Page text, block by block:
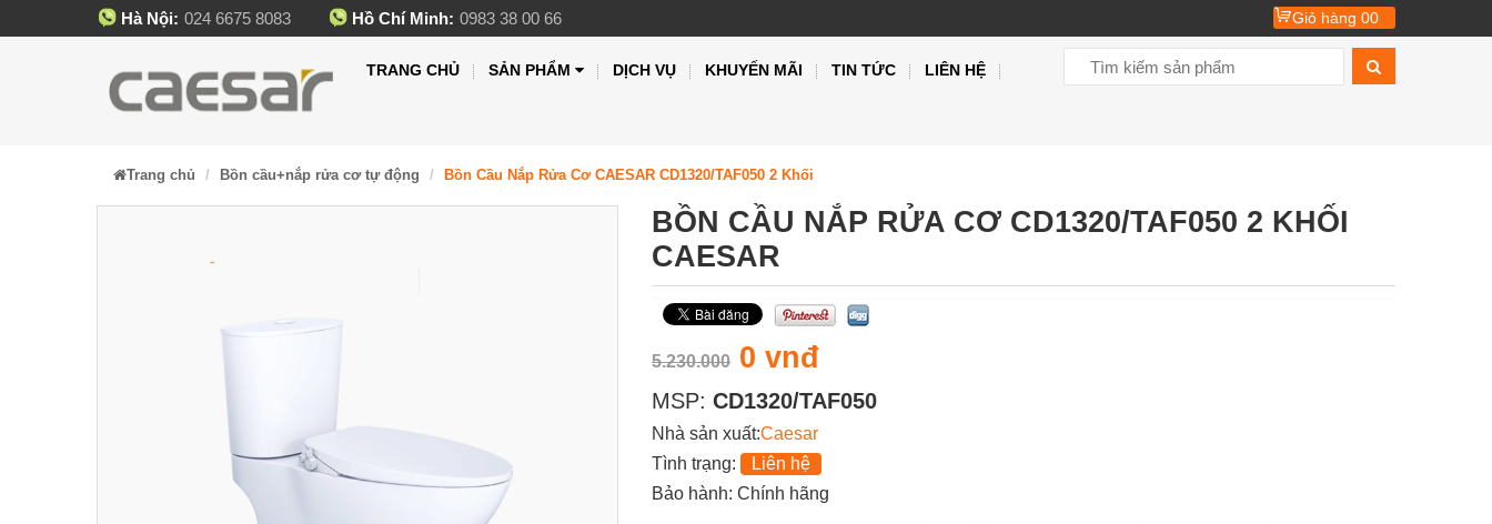
Hà Nội: 024 6675 8083 Hồ Chí Minh: 0983 38 00 66 Giỏ hàng 00
TRANG CHỦ SẢN PHẨM DỊCH VỤ KHUYẾN MÃI TIN TỨC LIÊN HỆ
Trang chủ Bồn cầu+nắp rửa cơ tự động Bồn Cầu Nắp Rửa Cơ CAESAR CD1320/TAF050 2 Khối
BỒN CẦU NẮP RỬA CƠ CD1320/TAF050 2 KHỐI
CAESAR
5.230.000 0 vnđ
MSP: CD1320/TAF050
Nhà sản xuất:Caesar
Tình trạng:
Liên hệ
Bảo hành: Chính hãng